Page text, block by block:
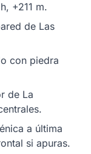
+211 m.
de Las
con piedra
de La
a última
si apuras.